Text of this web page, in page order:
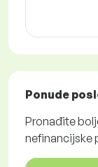
Ponude
Pronađite
nefinancijske